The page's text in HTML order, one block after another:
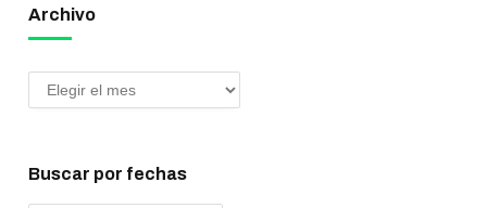
Archivo
Buscar por fechas